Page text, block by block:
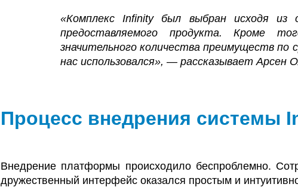
«Комплекс Infinity был выбран исходя из
предоставляемого продукта. Кроме
значительного количества преимуществ
нас использовался», — рассказывает Арсен
Процесс внедрения системы
Внедрение платформы происходило беспроблемно.
дружественный интерфейс оказался простым и